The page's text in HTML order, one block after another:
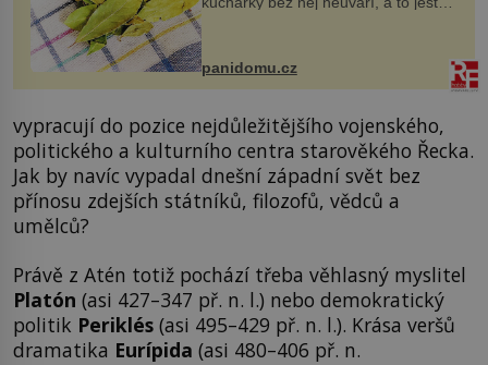
nevíte, že bobkový list může výrazně
zmírnit některé naše neduhy.
Obsahuje v malém množství ně...
panidomu.cz
vypracují do pozice nejdůležitějšího vojenského,
politického a kulturního centra starověkého Řecka.
Jak by navíc vypadal dnešní západní svět bez
přínosu zdejších státníků, filozofů, vědců a
umělců?
Právě z Atén totiž pochází třeba věhlasný myslitel
Platón (asi 427–347 př. n. l.) nebo demokratický
politik Periklés (asi 495–429 př. n. l.). Krása veršů
dramatika Eurípida (asi 480–406 př. n.